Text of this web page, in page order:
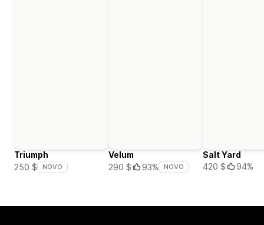
Triumph
250 $
NOVO
Velum
290 $
93% NOVO
Salt Yard
420 $
94%